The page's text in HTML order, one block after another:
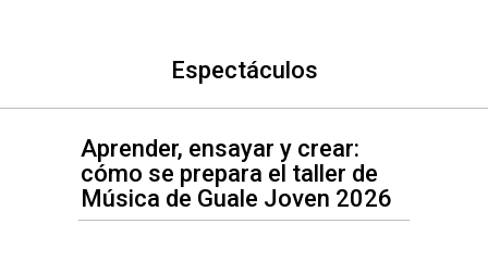
Espectáculos
Aprender, ensayar y crear:
cómo se prepara el taller de
Música de Guale Joven 2026